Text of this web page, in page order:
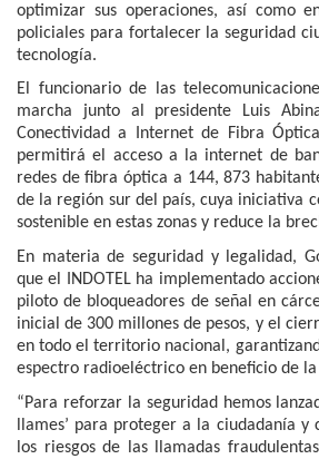
optimizar sus operaciones, así como
policiales para fortalecer la seguridad
tecnología.
El funcionario de las
marcha junto al presidente Luis
Conectividad a Internet de Fibra
permitirá el acceso a la internet de
redes de fibra óptica a 144, 873
de la región sur del país, cuya iniciativa
sostenible en estas zonas y reduce la
En materia de seguridad y legalidad,
que el INDOTEL ha implementado
piloto de bloqueadores de señal en
inicial de 300 millones de pesos, y el
en todo el territorio nacional,
espectro radioeléctrico en beneficio de
“Para reforzar la seguridad hemos
llames’ para proteger a la ciudadanía y
los riesgos de las llamadas